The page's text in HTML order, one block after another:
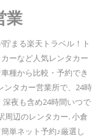
業
まる楽天トラベル！ト
ーなど人気レンタカー
種から比較・予約でき
ンタカー営業所で、24時
夜も含め24時間いつで
周辺のレンタカー. 小倉
単ネット予約♪厳選し